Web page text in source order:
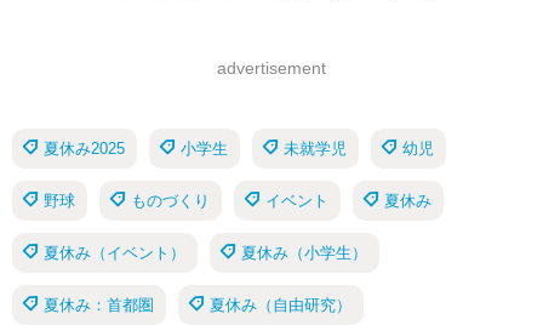
advertisement
夏休み2025 小学生 未就学児 幼児
野球 ものづくり イベント 夏休み
夏休み（イベント） 夏休み（小学生）
夏休み：首都圏 夏休み（自由研究）